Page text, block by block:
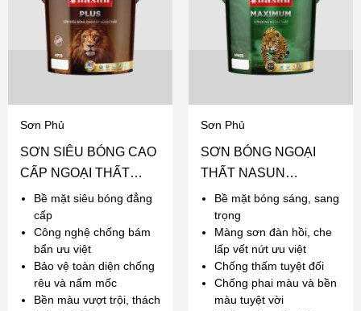
Sơn Phủ
SƠN SIÊU BÓNG CAO
CẤP NGOẠI THẤT
NASUN PLUS
Bề mặt siêu bóng đẳng
cấp
Công nghệ chống bám
bẩn ưu việt
Bảo vệ toàn diện chống
rêu và nấm mốc
Bền màu vượt trội, thách
Sơn Phủ
SƠN BÓNG NGOẠI
THẤT NASUN
MAXIMUM
Bề mặt bóng sáng, sang
trọng
Màng sơn đàn hồi, che
lấp vết nứt ưu việt
Chống thấm tuyệt đối
Chống phai màu và bền
màu tuyệt vời